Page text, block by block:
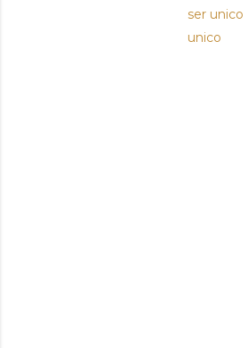
ser unico
unico